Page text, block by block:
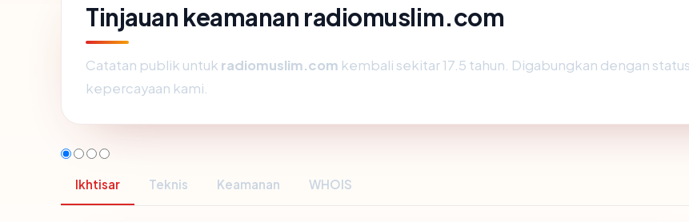
Tinjauan keamanan radiomuslim.com
Catatan publik untuk radiomuslim.com kembali sekitar 17.5 tahun. Digabungkan dengan
kepercayaan kami.
Ikhtisar Teknis Keamanan WHOIS